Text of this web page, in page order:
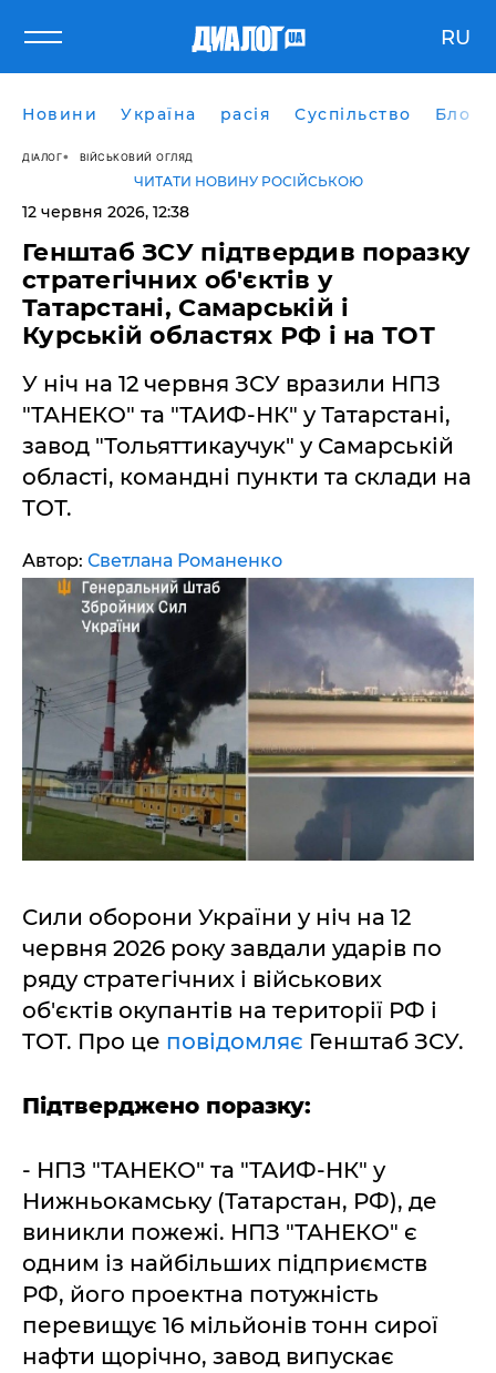
RU
Новини Україна расія Суспільство Блоги
ДІАЛОГ ВІЙСЬКОВИЙ ОГЛЯД
ЧИТАТИ НОВИНУ РОСІЙСЬКОЮ
12 червня 2026, 12:38
Генштаб ЗСУ підтвердив поразку
стратегічних об'єктів у
Татарстані, Самарській і
Курській областях РФ і на ТОТ
У ніч на 12 червня ЗСУ вразили НПЗ
"ТАНЕКО" та "ТАИФ-НК" у Татарстані,
завод "Тольяттикаучук" у Самарській
області, командні пункти та склади на
ТОТ.
Автор: Светлана Романенко
Сили оборони України у ніч на 12
червня 2026 року завдали ударів по
ряду стратегічних і військових
об'єктів окупантів на території РФ і
ТОТ. Про це повідомляє Генштаб ЗСУ.
Підтверджено поразку:
- НПЗ "ТАНЕКО" та "ТАИФ-НК" у
Нижньокамську (Татарстан, РФ), де
виникли пожежі. НПЗ "ТАНЕКО" є
одним із найбільших підприємств
РФ, його проектна потужність
перевищує 16 мільйонів тонн сирої
нафти щорічно, завод випускає